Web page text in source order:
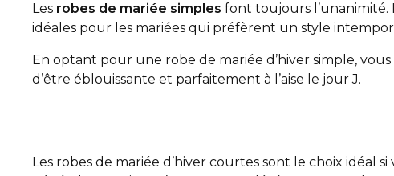
Les robes de mariée simples font toujours l’unanimité.
idéales pour les mariées qui préfèrent un style
En optant pour une robe de mariée d’hiver simple,
d’être éblouissante et parfaitement à l’aise le jour J.
Les robes de mariée d’hiver courtes sont le choix idéal